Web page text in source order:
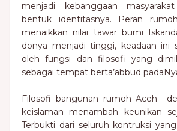
menjadi kebanggaan
bentuk identitasnya. Peran
menaikkan nilai tawar bumi
donya menjadi tinggi, keadaan ini
oleh fungsi dan filosofi yang
sebagai tempat berta’abbud
Filosofi bangunan rumoh Aceh
keislaman menambah keunikan
Terbukti dari seluruh kontruksi